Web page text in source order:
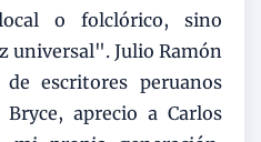
o folclórico, sino
universal". Julio Ramón
escritores peruanos
aprecio a Carlos